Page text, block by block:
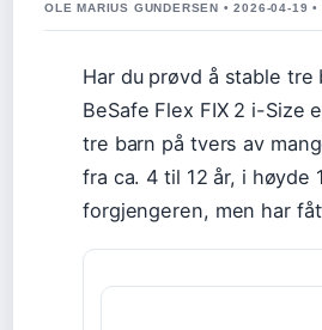
OLE MARIUS GUNDERSEN • 2026-04-19
Har du prøvd å stable
BeSafe Flex FIX 2 i-
tre barn på tvers av
fra ca. 4 til 12 år, i høyde
forgjengeren, men har